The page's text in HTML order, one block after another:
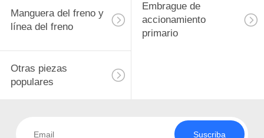
Manguera del freno y
línea del freno
Embrague de
accionamiento
primario
Otras piezas
populares
Suscriba